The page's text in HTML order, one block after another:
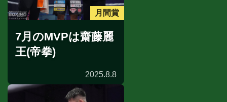
月間賞
7月のMVPは齋藤麗
王(帝拳)
2025.8.8